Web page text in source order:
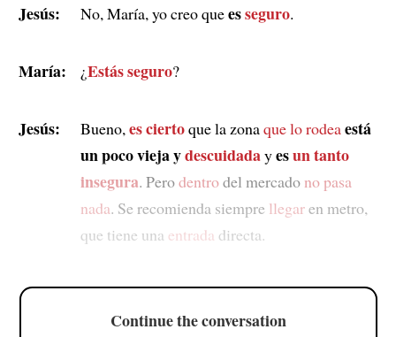
Jesús: No, María, yo creo queesseguro.
María: ¿Estás seguro?
Jesús: Bueno, es ciertoque la zonaque lo rodeaestá
un poco vieja ydescuidadayesun tanto
insegura. Perodentrodel mercado no pasa
nada. Se recomienda siempre llegaren metro,
que tiene una entrada directa.
Continue the conversation